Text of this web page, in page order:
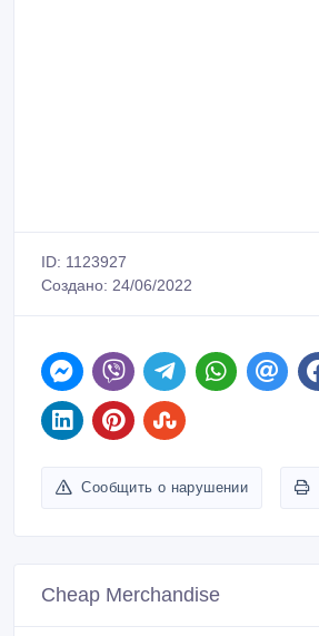
ID: 1123927
Создано: 24/06/2022
Сообщить о нарушении
Cheap Merchandise